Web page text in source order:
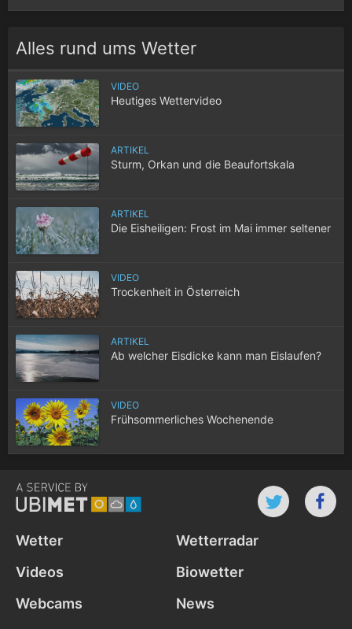
Alles rund ums Wetter
VIDEO
Heutiges Wettervideo
ARTIKEL
Sturm, Orkan und die Beaufortskala
ARTIKEL
Die Eisheiligen: Frost im Mai immer seltener
VIDEO
Trockenheit in Österreich
ARTIKEL
Ab welcher Eisdicke kann man Eislaufen?
VIDEO
Frühsommerliches Wochenende
Wetter
Wetterradar
Videos
Biowetter
Webcams
News